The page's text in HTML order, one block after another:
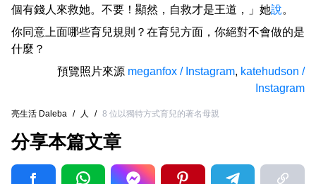
個有錢人來救她。不要！顯然，自救才是王道，」她說。
你同意上面哪些育兒規則？在育兒方面，你絕對不會做的是
什麼？
預覽照片來源 meganfox / Instagram, katehudson /
Instagram
亮生活 Daleba / 人 / 8 位以獨特方式育兒的著名母親
分享本篇文章